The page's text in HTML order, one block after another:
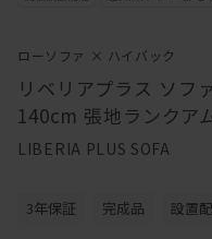
ローソファ × ハイバック
リベリアプラス ソフ
140cm 張地ランクア
LIBERIA PLUS SOFA
3年保証 完成品 設置